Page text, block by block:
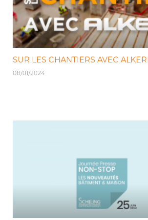
SUR LES CHANTIERS AVEC
08/01/2024